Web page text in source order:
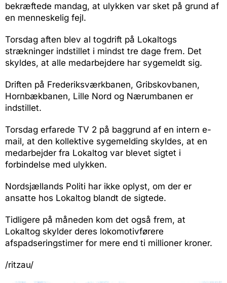
bekræftede mandag, at ulykken var sket på grund af
en menneskelig fejl.
Torsdag aften blev al togdrift på Lokaltogs
strækninger indstillet i mindst tre dage frem. Det
skyldes, at alle medarbejdere har sygemeldt sig.
Driften på Frederiksværkbanen, Gribskovbanen,
Hornbækbanen, Lille Nord og Nærumbanen er
indstillet.
Torsdag erfarede TV 2 på baggrund af en intern e-
mail, at den kollektive sygemelding skyldes, at en
medarbejder fra Lokaltog var blevet sigtet i
forbindelse med ulykken.
Nordsjællands Politi har ikke oplyst, om der er
ansatte hos Lokaltog blandt de sigtede.
Tidligere på måneden kom det også frem, at
Lokaltog skylder deres lokomotivførere
afspadseringstimer for mere end ti millioner kroner.
/ritzau/